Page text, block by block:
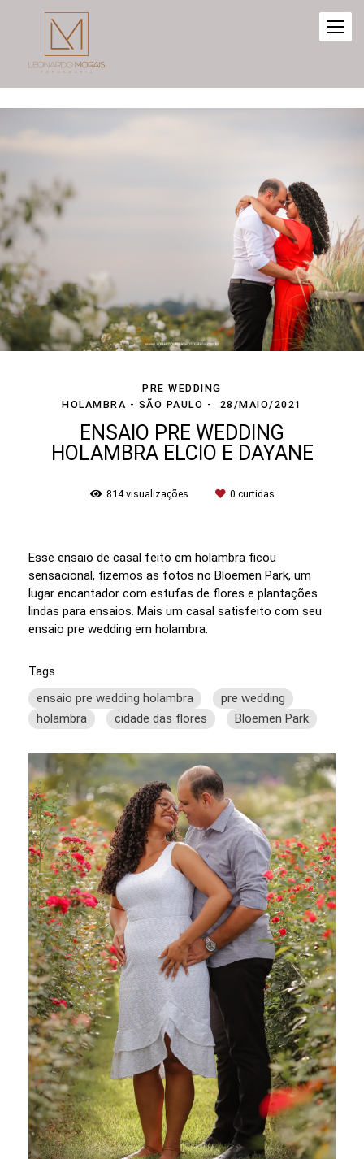
PRE WEDDING
HOLAMBRA - SÃO PAULO
28/MAIO/2021
ENSAIO PRE WEDDING
HOLAMBRA ELCIO E DAYANE
814visualizações 0 curtidas
Esse ensaio de casal feito em holambra ficou
sensacional, fizemos as fotos no Bloemen Park, um
lugar encantador com estufas de flores e plantações
lindas para ensaios. Mais um casal satisfeito com seu
ensaio pre wedding em holambra.
Tags
ensaio pre wedding holambra
pre wedding
holambra
cidade das flores Bloemen Park